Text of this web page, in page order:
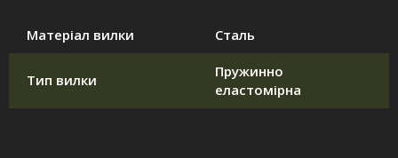
Матеріал вилки Сталь
Тип вилки
Пружинно
еластомірна